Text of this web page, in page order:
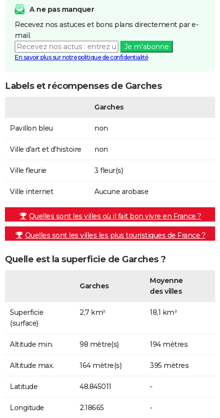
A ne pas manquer
Recevez nos astuces et bons plans directement par e-
mail.
Je m'abonne
En savoir plus sur notre politique de confidentialité
Labels et récompenses de Garches
Garches
Pavillon bleu non
Ville d'art et d'histoire non
Ville fleurie 3 fleur(s)
Ville internet Aucune arobase
Quelles sont les villes où il fait bon vivre en France ?
Quelles sont les villes les plus touristiques de France ?
Quelle est la superficie de Garches ?
Garches
Moyenne
des villes
Superficie
(surface)
2,7 km² 18,1 km²
Altitude min. 98 mètre(s) 194 mètres
Altitude max. 164 mètre(s) 395 mètres
Latitude 48.845011 -
Longitude 2.18665 -